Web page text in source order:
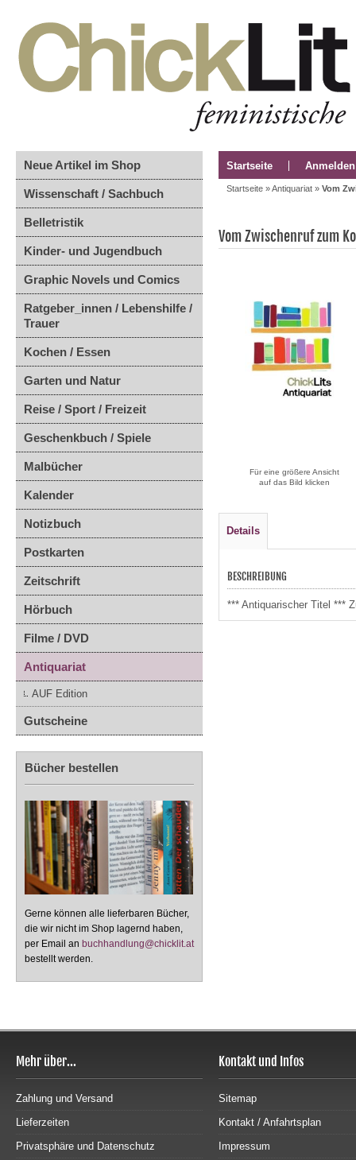
Neue Artikel im Shop
Wissenschaft / Sachbuch
Belletristik
Kinder- und Jugendbuch
Graphic Novels und Comics
Ratgeber_innen / Lebenshilfe /
Trauer
Kochen / Essen
Garten und Natur
Reise / Sport / Freizeit
Geschenkbuch / Spiele
Malbücher
Kalender
Notizbuch
Postkarten
Zeitschrift
Hörbuch
Filme / DVD
Antiquariat
AUF Edition
Gutscheine
Bücher bestellen
Gerne können alle lieferbaren Bücher,
die wir nicht im Shop lagernd haben,
per Email an buchhandlung@chicklit.at
bestellt werden.
Startseite Anmelden
Startseite »Antiquariat » Vom
Vom Zwischenruf zum
Für eine größere Ansicht
auf das Bild klicken
Details
BESCHREIBUNG
*** Antiquarischer Titel ***
Mehr über...
Zahlung und Versand
Lieferzeiten
Privatsphäre und Datenschutz
Kontakt und Infos
Sitemap
Kontakt / Anfahrtsplan
Impressum